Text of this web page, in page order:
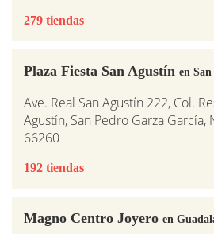
279 tiendas
Plaza Fiesta San Agustín en
Ave. Real San Agustín 222, Col.
Agustín, San Pedro Garza García,
66260
192 tiendas
Magno Centro Joyero en